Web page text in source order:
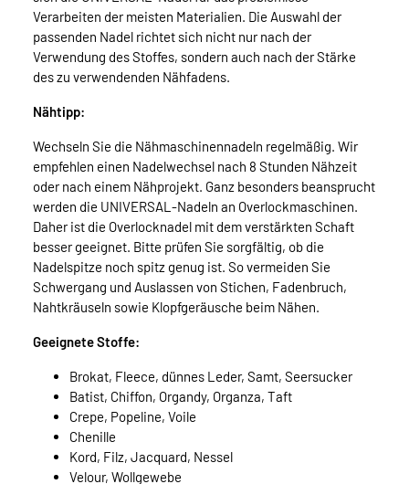
Verarbeiten der meisten Materialien. Die Auswahl der
passenden Nadel richtet sich nicht nur nach der
Verwendung des Stoffes, sondern auch nach der Stärke
des zu verwendenden Nähfadens.
Nähtipp:
Wechseln Sie die Nähmaschinennadeln regelmäßig. Wir
empfehlen einen Nadelwechsel nach 8 Stunden Nähzeit
oder nach einem Nähprojekt. Ganz besonders beansprucht
werden die UNIVERSAL-Nadeln an Overlockmaschinen.
Daher ist die Overlocknadel mit dem verstärkten Schaft
besser geeignet. Bitte prüfen Sie sorgfältig, ob die
Nadelspitze noch spitz genug ist. So vermeiden Sie
Schwergang und Auslassen von Stichen, Fadenbruch,
Nahtkräuseln sowie Klopfgeräusche beim Nähen.
Geeignete Stoffe:
Brokat, Fleece, dünnes Leder, Samt, Seersucker
Batist, Chiffon, Organdy, Organza, Taft
Crepe, Popeline, Voile
Chenille
Kord, Filz, Jacquard, Nessel
Velour, Wollgewebe